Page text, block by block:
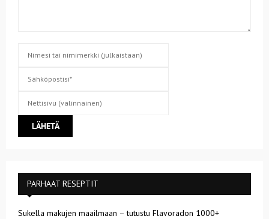
PARHAAT RESEPTIT
Sukella makujen maailmaan – tutustu Flavoradon 1000+